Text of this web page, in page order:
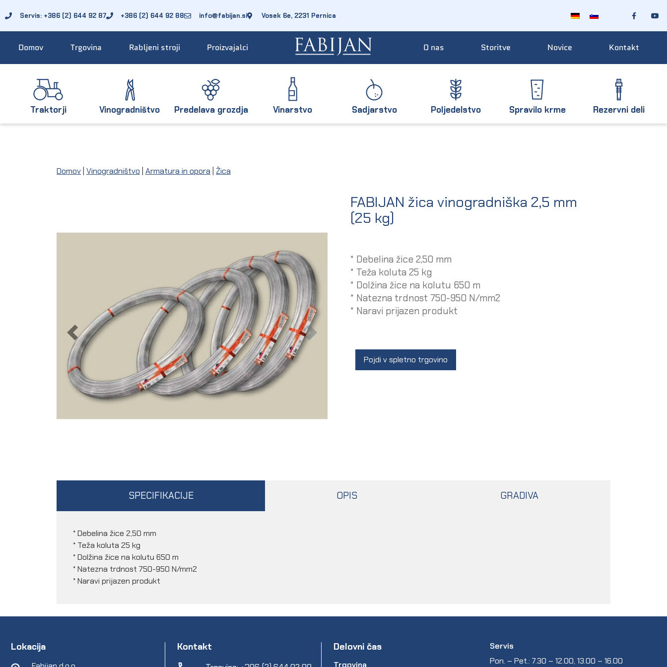
Servis: +386 (2) 644 92 87 +386 (2) 644 92 88 info@fabijan.si Vosek 6e, 2231 Pernica
Domov Trgovina Rabljeni stroji Proizvajalci O nas Storitve Novice Kontakt
Traktorji Vinogradništvo Predelava grozdja Vinarstvo Sadjarstvo Poljedelstvo Spravilo krme Rezervni deli
Domov Vinogradništvo Armatura in opora Žica
FABIJAN žica vinogradniška 2,5 mm
(25 kg)
* Debelina žice 2,50 mm
* Teža koluta 25 kg
* Dolžina žice na kolutu 650 m
* Natezna trdnost 750-950 N/mm2
* Naravi prijazen produkt
Pojdi v spletno trgovino
SPECIFIKACIJE OPIS GRADIVA
* Debelina žice 2,50 mm
* Teža koluta 25 kg
* Dolžina žice na kolutu 650 m
* Natezna trdnost 750-950 N/mm2
* Naravi prijazen produkt
Lokacija Kontakt Delovni čas
Trgovina
Servis
Pon. – Pet.: 7.30 – 12.00, 13.00 – 16.00